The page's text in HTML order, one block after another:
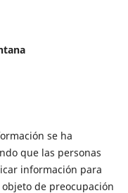
se ha
que las personas
información para
de preocupación